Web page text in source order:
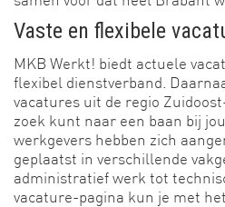
Vaste en flexibele
MKB Werkt! biedt actuele
flexibel dienstverband.
vacatures uit de regio
zoek kunt naar een baan bij
werkgevers hebben zich
geplaatst in verschillende
administratief werk tot
vacature-pagina kun je met